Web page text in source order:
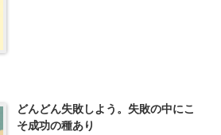
どんどん失敗しよう。失敗の中にこ
そ成功の種あり